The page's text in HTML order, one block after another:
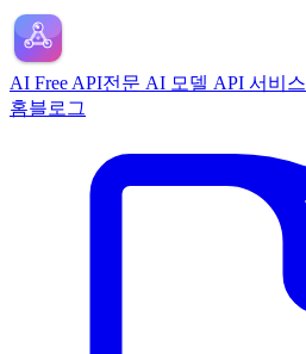
AI Free API전문 AI 모델 API 서비스
홈블로그